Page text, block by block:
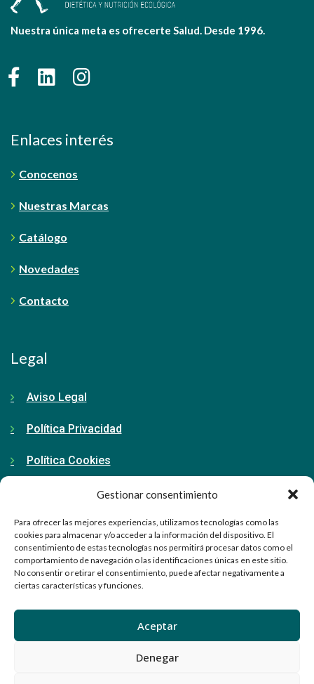
Gestionar consentimiento
Para ofrecer las mejores experiencias, utilizamos tecnologías como las
cookies para almacenar y/o acceder a la información del dispositivo. El
consentimiento de estas tecnologías nos permitirá procesar datos como el
comportamiento de navegación o las identificaciones únicas en este sitio.
No consentir o retirar el consentimiento, puede afectar negativamente a
ciertas características y funciones.
Aceptar
Denegar
Nuestra única meta es ofrecerte Salud. Desde 1996.
Enlaces interés
Conocenos
Nuestras Marcas
Catálogo
Novedades
Contacto
Legal
Aviso Legal
Política Privacidad
Política Cookies
Contacto
91 798 71 15
info@ellabrador.es